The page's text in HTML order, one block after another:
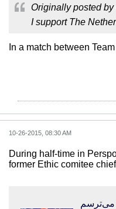
Originally posted by
I support The
In a match between
10-26-2015, 08:30 AM
During half-time in
former Ethic comitee chief